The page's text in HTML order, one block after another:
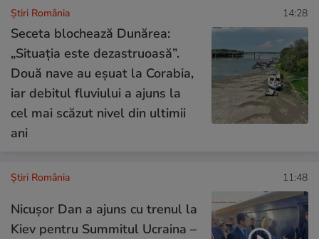
Știri România 14:28
Seceta blochează Dunărea:
„Situația este dezastruoasă”.
Două nave au eșuat la Corabia,
iar debitul fluviului a ajuns la
cel mai scăzut nivel din ultimii
ani
Știri România 11:48
Nicușor Dan a ajuns cu trenul la
Kiev pentru Summitul Ucraina –